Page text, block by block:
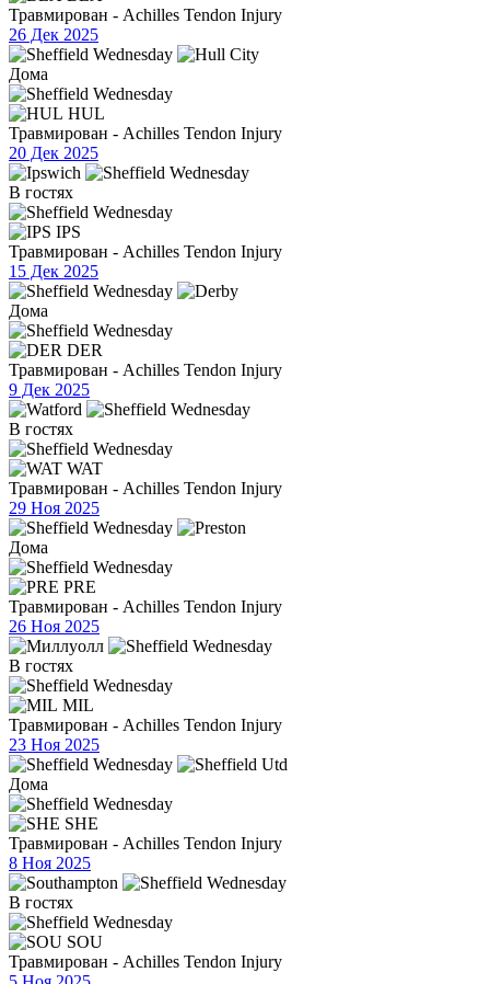
Травмирован - Achilles Tendon Injury
26 Дек 2025
Дома
HUL
Травмирован - Achilles Tendon Injury
20 Дек 2025
В гостях
IPS
Травмирован - Achilles Tendon Injury
15 Дек 2025
Дома
DER
Травмирован - Achilles Tendon Injury
9 Дек 2025
В гостях
WAT
Травмирован - Achilles Tendon Injury
29 Ноя 2025
Дома
PRE
Травмирован - Achilles Tendon Injury
26 Ноя 2025
В гостях
MIL
Травмирован - Achilles Tendon Injury
23 Ноя 2025
Дома
SHE
Травмирован - Achilles Tendon Injury
8 Ноя 2025
В гостях
SOU
Травмирован - Achilles Tendon Injury